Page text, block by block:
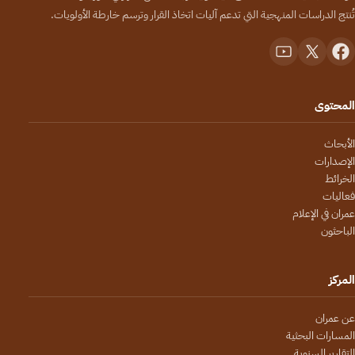
تُنتج الدراسات المنهجية التي تدعم آليات اتخاذ القرار وترسم خارطة الأولويات.
المحتوى
الأبحاث
الإصدارات
الخرائط
فعاليات
عمران في الإعلام
الباحثون
المركز
عن عمران
المسارات البحثية